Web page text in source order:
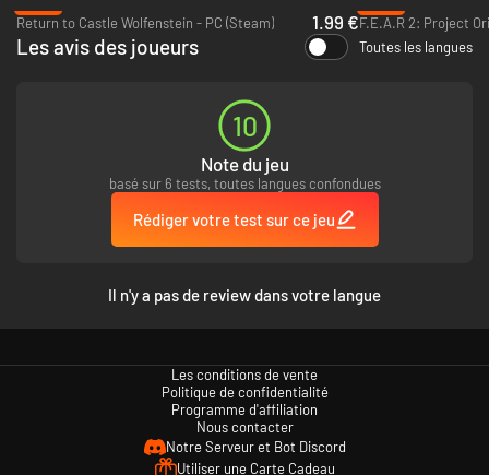
Le mode multijoueur comprend
Rejoindre et héberger des jeux à partir du navigateur de la salle
Inviter et rejoindre des amis a partir de l'overlay Steam
Tentative de faire migrer le jeu
Les serveurs dédiés ne sont pas supportés
Return to Castle Wolfenstein - PC (Steam)
1.99 €F.E.A.R 2: Project
Les avis des joueurs Toutes les langues
10
Note du jeu
basé sur 6 tests, toutes langues confondues
Rédiger votre test sur ce jeu
Il n'y a pas de review dans votre langue
Les conditions de vente
Politique de confidentialité
Programme d'affiliation
Nous contacter
Notre Serveur et Bot Discord
Utiliser une Carte Cadeau